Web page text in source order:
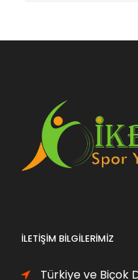
İLETIŞIM BILGILERIMIZ
Türkiye ve Biçok